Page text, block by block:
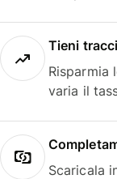
Tieni
Risparmia
varia il
Scaricala